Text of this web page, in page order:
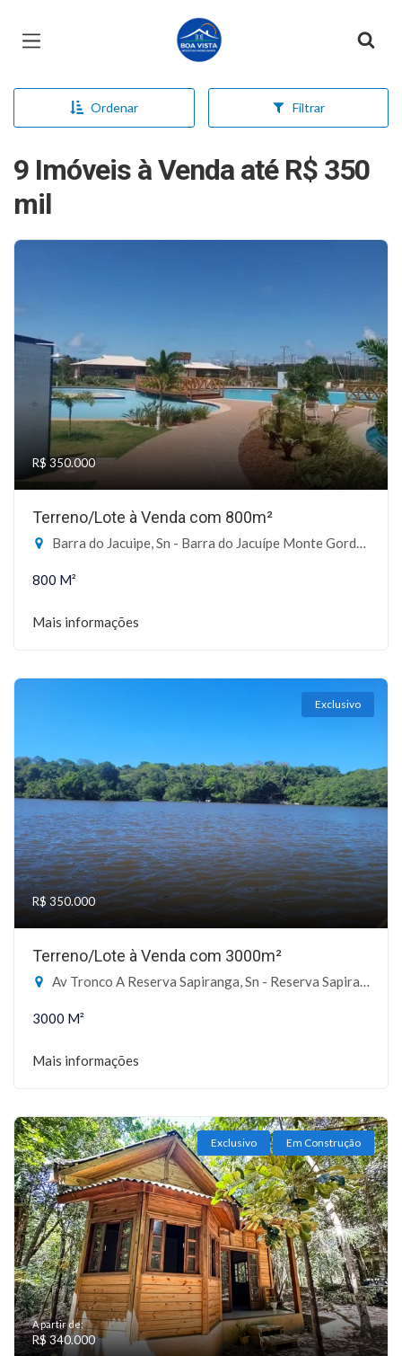
Página inicial
Ordenar Filtrar
9 Imóveis à Venda até R$ 350
mil
R$ 350.000
Terreno/Lote à Venda com 800m²
Barra do Jacuipe, Sn - Barra do Jacuípe Monte Gordo, Camaçari-BA
800 M²
Mais informações
Exclusivo
R$ 350.000
Terreno/Lote à Venda com 3000m²
Av Tronco A Reserva Sapiranga, Sn - Reserva Sapiranga, Mata de São João-BA
3000 M²
Mais informações
Exclusivo Em Construção
A partir de:
R$ 340.000